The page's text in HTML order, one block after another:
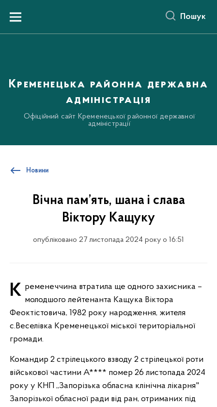
вмістуMenu Пошук
Кременецька районна державна
адміністрація
Офіційний сайт Кременецької районної державної
адміністрації
Новини
Вічна пам’ять, шана і слава
Віктору Кащуку
опубліковано 27 листопада 2024 року о 16:51
Кременеччина втратила ще одного захисника – молодшого лейтенанта Кащука Віктора
Феоктістовича, 1982 року народження, жителя
с.Веселівка Кременецької міської територіальної
громади.
Командир 2 стрілецького взводу 2 стрілецької роти
військової частини А**** помер 26 листопада 2024
року у КНП ,,Запорізька обласна клінічна лікарня"
Запорізької обласної ради від ран, отриманих під